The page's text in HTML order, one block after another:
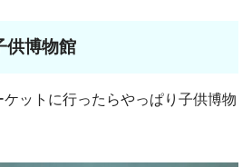
供博物館
ットに行ったらやっぱり子供博物